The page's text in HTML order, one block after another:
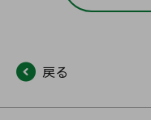
戻る